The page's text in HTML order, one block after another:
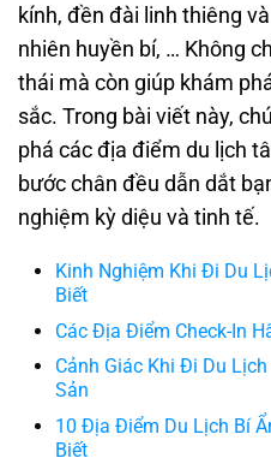
kính, đền đài linh thiêng
nhiên huyền bí, … Không
thái mà còn giúp khám
sắc. Trong bài viết này,
phá các địa điểm du lịch
bước chân đều dẫn dắt
nghiệm kỳ diệu và tinh tế.
Kinh Nghiệm Khi Đi Du
Biết
Các Địa Điểm Check-In
Cảnh Giác Khi Đi Du
Sản
10 Địa Điểm Du Lịch Bí
Biết